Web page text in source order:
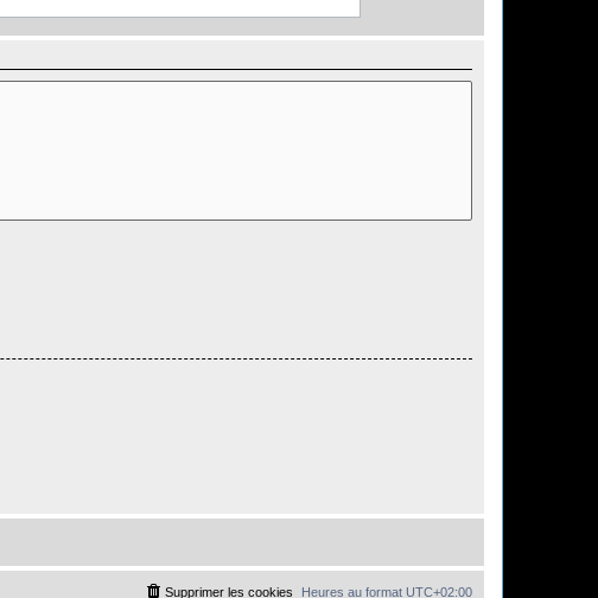
Heures au format UTC+02:00
Supprimer les cookies